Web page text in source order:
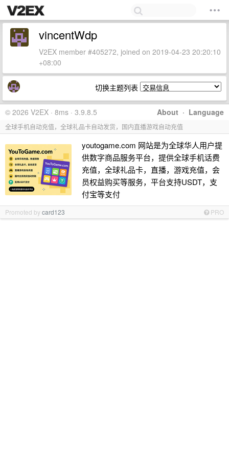
vincentWdp
V2EX member #405272, joined on 2019-04-23 20:20:10
+08:00
切换主题列表
About · Language
© 2026 V2EX · 8ms · 3.9.8.5
全球手机自动充值，全球礼品卡自动发货，国内直播游戏自动充值
youtogame.com 网站是为全球华人用户提
供数字商品服务平台，提供全球手机话费
充值，全球礼品卡，直播，游戏充值，会
员权益购买等服务，平台支持USDT，支
付宝等支付
Promoted bycard123 PRO